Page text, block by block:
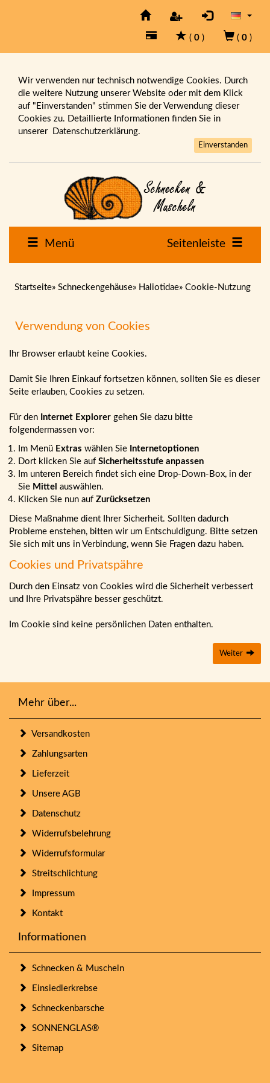
( 0 ) ( 0 )
Wir verwenden nur technisch notwendige Cookies. Durch
die weitere Nutzung unserer Website oder mit dem Klick
auf "Einverstanden" stimmen Sie der Verwendung dieser
Cookies zu. Detaillierte Informationen finden Sie in
unserer Datenschutzerklärung.
Einverstanden
Menü Seitenleiste
Startseite» Schneckengehäuse» Haliotidae» Cookie-Nutzung
Verwendung von Cookies
Ihr Browser erlaubt keine Cookies.
Damit Sie Ihren Einkauf fortsetzen können, sollten Sie es dieser
Seite erlauben, Cookies zu setzen.
Für den Internet Explorer gehen Sie dazu bitte
folgendermassen vor:
Im Menü Extras wählen Sie Internetoptionen
Dort klicken Sie auf Sicherheitsstufe anpassen
Im unteren Bereich findet sich eine Drop-Down-Box, in der
Sie Mittel auswählen.
Klicken Sie nun auf Zurücksetzen
Diese Maßnahme dient Ihrer Sicherheit. Sollten dadurch
Probleme enstehen, bitten wir um Entschuldigung. Bitte setzen
Sie sich mit uns in Verbindung, wenn Sie Fragen dazu haben.
Cookies und Privatspähre
Durch den Einsatz von Cookies wird die Sicherheit verbessert
und Ihre Privatspähre besser geschützt.
Im Cookie sind keine persönlichen Daten enthalten.
Weiter
Mehr über...
Versandkosten
Zahlungsarten
Lieferzeit
Unsere AGB
Datenschutz
Widerrufsbelehrung
Widerrufsformular
Streitschlichtung
Impressum
Kontakt
Informationen
Schnecken & Muscheln
Einsiedlerkrebse
Schneckenbarsche
SONNENGLAS®
Sitemap